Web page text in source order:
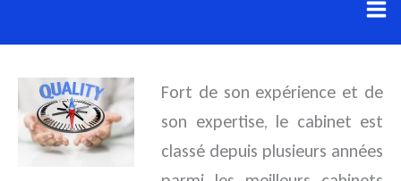
au
contenu
Fort de son expérience et de
son expertise, le cabinet est
classé depuis plusieurs années